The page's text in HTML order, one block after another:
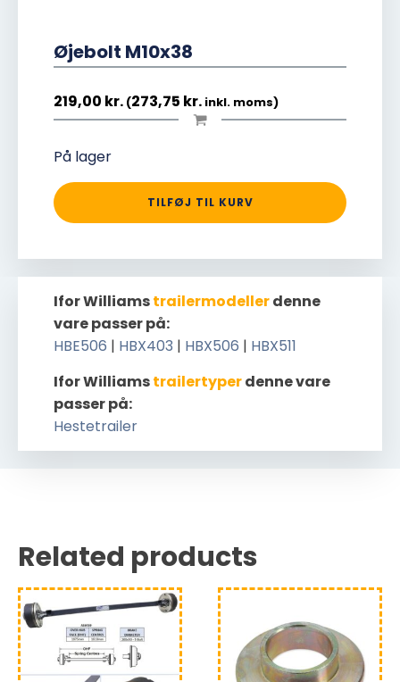
Øjebolt M10x38
219,00 kr. (273,75 kr. inkl. moms)
På lager
TILFØJ TIL KURV
Ifor Williamstrailertyperdenne vare
passer på:
Hestetrailer
Ifor Williamstrailermodellerdenne
vare passer på:
HBE506 | HBX403 | HBX506 | HBX511
Related products